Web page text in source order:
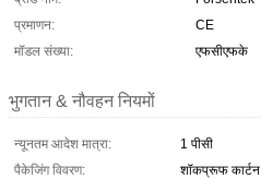
प्रमाणन:
CE
मॉडल संख्या:
एफसीएफके
भुगतान & नौवहन नियमों
न्यूनतम आदेश मात्रा:
1 पीसी
पैकेजिंग विवरण:
शॉकप्रूफ कार्टन